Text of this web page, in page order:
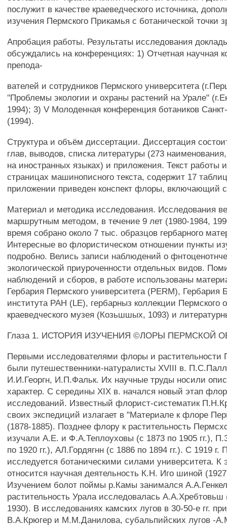
послужит в качестве краеведческого источника,
изучения Пермского Прикамья с ботанической точки
Апробация работы. Результаты исследования
обсуждались на конференциях: 1) Отчетная научная
препода-
вателей и сотрудников Пермского университета
"Проблемы экологии и охраны растений на Урале"
1994); 3) V Молоденная конференция ботаников
(1994).
Структура и объём диссертации. Диссертация
глав, выводов, списка литературы (273
на иностранных языках) и приложения. Текст работы
страницах машинописного текста, содержит 17
приложении приведен конспект флоры, включающий
Материал и методика исследования. Исследования
маршрутным методом, в течение 9 лет (1980-1984,
время собрано около 7 тыс. образцов гербарного
Интересные во флористическом отношении пункты
подробно. Велись записи наблюдений о
экологической приуроченности отдельных видов.
наблюдений и сборов, в работе использованы
Гербария Пермского университета (PERM), Гербария
института РАН (LE), гербарныз коллекции Пермского
краеведческого музея (Козьшшых, 1093) и
Глаза 1. ИСТОРИЯ ИЗУЧЕНИЯ ©ЛОРЫ ПЕРМСКОЙ
Первыми исследователями флоры и растительности
были путешественники-натуралисты XVIII в.
И.И.Георгн, И.П.Фальк. Их научные труды носили
характер. С середины XIX в. начался новый этап
исследований. Известный флорист-систематик
своих экспедиций излагает в "Материале к флоре
(1878-1885). Позднее флору к растительность
изучали А.Е. и Ф.А.Теплоуховы (с 1873 по 1905 гг.),
по 1920 гг.), АЛ.Гордягнн (с 1886 по 1894 гг.). С 1919 г.
исследуется ботаническими силами университета. К
относится научная деятельность К.Н. Иго шиной
Изучением болот поймы р.Камы занимался
растительность Урала исследовалась А.А.Хребтовьш
1930). В исследованиях камских лугов в 30-50-е гг.
В.А.Крюгер и М.М.Данилова, субальпийских лугов -